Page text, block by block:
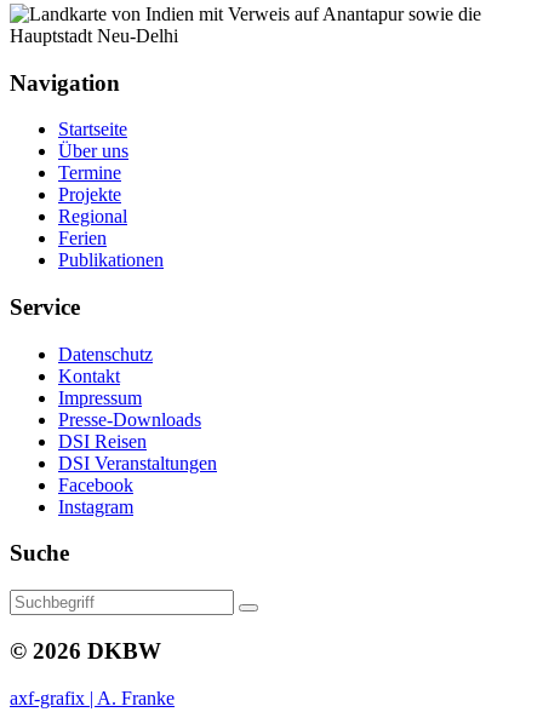
Navigation
Startseite
Über uns
Termine
Projekte
Regional
Ferien
Publikationen
Service
Datenschutz
Kontakt
Impressum
Presse-Downloads
DSI Reisen
DSI Veranstaltungen
Facebook
Instagram
Suche
© 2026 DKBW
axf-grafix | A. Franke